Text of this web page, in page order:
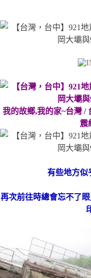
我的故鄉,我的家~台灣 /
震
有些地方似
再次前往時總會忘不了